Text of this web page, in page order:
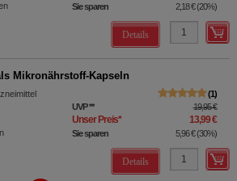
Sie sparen 2,18 €(20%)
Details
Mikronährstoff-Kapseln
1
UVP** 19,95 €
Unser Preis* 13,99 €
Sie sparen 5,96 €(30%)
Details